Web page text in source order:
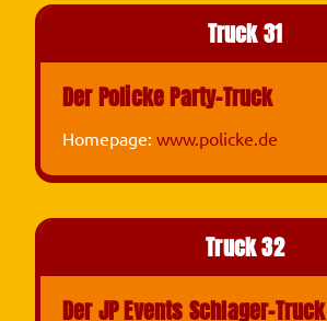
Truck 31
Der Policke Party-Truck
Homepage: www.policke.de
Truck 32
Der JP Events Schlager-Truck